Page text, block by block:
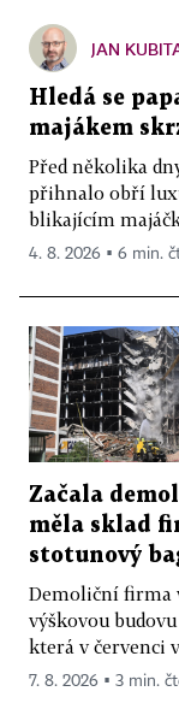
JAN
Hledá se
majákem
Před několika
přihnalo obří
blikajícím
4. 8. 2026 ▪ 6 min.
Začala
měla sklad
stotunový
Demoliční firma
výškovou
která v červenci
7. 8. 2026 ▪ 3 min.